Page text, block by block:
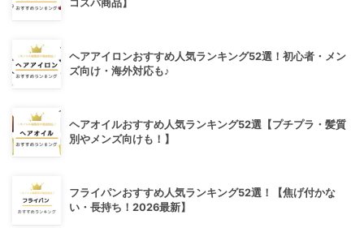
コスパ商品】
ヘアアイロンおすすめ人気ランキング52選！初心者・メン
ズ向け・海外対応も♪
ヘアオイルおすすめ人気ランキング52選【プチプラ・髪質
別やメンズ向けも！】
フライパンおすすめ人気ランキング52選！【焦げ付かな
い・長持ち！2026最新】